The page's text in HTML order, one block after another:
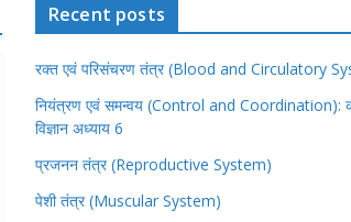
Recent posts
रक्त एवं परिसंचरण तंत्र (Blood and Circulatory
नियंत्रण एवं समन्वय (Control and Coordination):
विज्ञान अध्याय 6
प्रजनन तंत्र (Reproductive System)
पेशी तंत्र (Muscular System)